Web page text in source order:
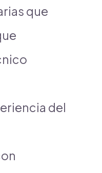
que
del